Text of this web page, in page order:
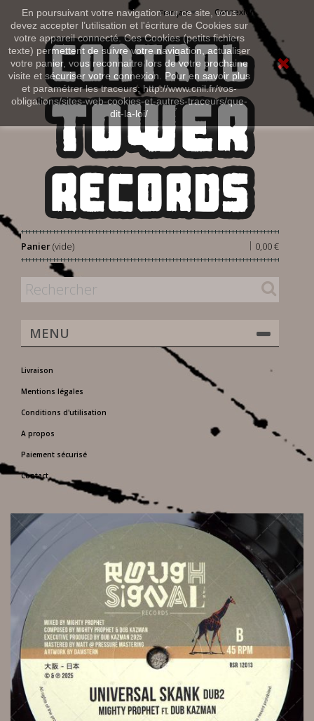
En poursuivant votre navigation sur ce site, vous
devez accepter l’utilisation et l'écriture de Cookies sur
votre appareil connecté. Ces Cookies (petits fichiers
texte) permettent de suivre votre navigation, actualiser
votre panier, vous reconnaitre lors de votre prochaine
visite et sécuriser votre connexion. Pour en savoir plus
et paramétrer les traceurs: http://www.cnil.fr/vos-
obligations/sites-web-cookies-et-autres-traceurs/que-
dit-la-loi/
Connexion
Français
Panier 0,00 €
|
(vide)
MENU
Livraison
Mentions légales
Conditions d'utilisation
A propos
Paiement sécurisé
Contact